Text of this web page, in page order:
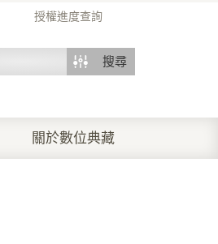
授權進度查詢
搜尋
關於數位典藏